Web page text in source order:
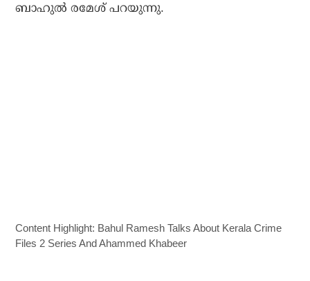
ബാഹുല്‍ രമേശ് പറയുന്നു.
Content Highlight: Bahul Ramesh Talks About Kerala Crime
Files 2 Series And Ahammed Khabeer